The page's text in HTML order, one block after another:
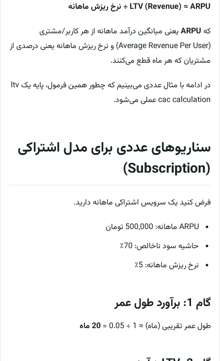
LTV (Revenue) ≈ ARPU ÷ نرخ ریزش ماهانه
که ARPUیعنی میانگین درآمد ماهانه از هر کاربر/مشتری
(Average Revenue Per User) و نرخ ریزش ماهانه یعنی درصدی از
مشتریان که هر ماه قطع می‌کنند.
در ادامه با مثال عددی می‌بینیم که چطور همین فرمول، پایه یک ltv
cac calculation عملی می‌شود.
سناریوهای عددی برای مدل اشتراکی
(Subscription)
فرض کنید یک سرویس اشتراکی ماهانه دارید.
ARPU ماهانه: 500,000 تومان
حاشیه سود ناخالص: 70٪
نرخ ریزش ماهانه: 5٪
گام 1: برآورد طول عمر
طول عمر تقریبی (ماه) ≈ 1 ÷ 0.05 = 20 ماه